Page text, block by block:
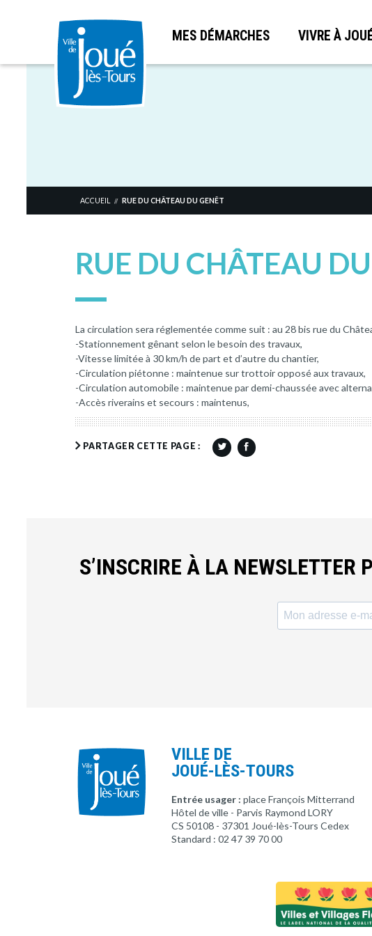
Aller
MES DÉMARCHES VIVRE À
ACCUEIL // RUE DU CHÂTEAU DU GENÊT
RUE DU CHÂTEAU
La circulation sera réglementée comme suit : au 28 bis rue du
-Stationnement gênant selon le besoin des travaux,
-Vitesse limitée à 30 km/h de part et d’autre du chantier,
-Circulation piétonne : maintenue sur trottoir opposé aux travaux,
-Circulation automobile : maintenue par demi-chaussée avec
-Accès riverains et secours : maintenus,
PARTAGER CETTE PAGE :
S’INSCRIRE À LA NEWSLETTER
VILLE DE
JOUÉ-LÈS-TOURS
Entrée usager : place François Mitterrand
Hôtel de ville - Parvis Raymond LORY
CS 50108 - 37301 Joué-lès-Tours Cedex
Standard : 02 47 39 70 00